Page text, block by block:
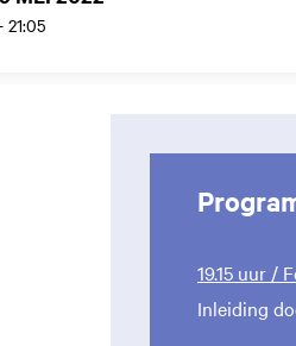
21:05
19.15 uur /
Inleiding